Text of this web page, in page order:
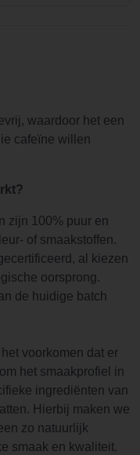
waardoor het een
cafeïne willen
zijn 100% puur en
of smaakstoffen.
al kiezen
oorsprong.
de huidige batch
voorkomen dat er
het smaakprofiel in
ingrediënten van
Hierbij maken we
zo natuurlijk
smaak en kwaliteit.